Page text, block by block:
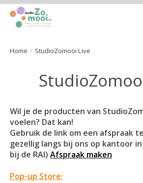
Home / StudioZomooi Live
Wil je de producten van
voelen? Dat kan!
Gebruik de link om een afspraak
gezellig langs bij ons op kantoor
bij de RAI) Afspraak maken
Pop-up Store: